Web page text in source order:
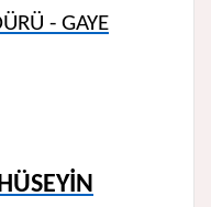
- GAYE